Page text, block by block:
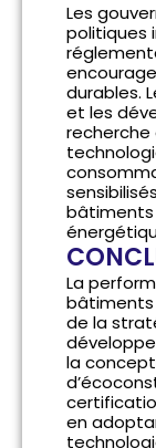
Les
politiques
durables.
et les
La
bâtiments
de la
la
en